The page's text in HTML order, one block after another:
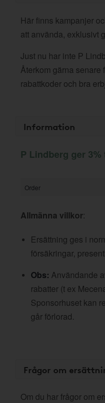
Här finns kampanjer
att använda, exklusivt
Just nu har inte P
Återkom gärna senare
rabattkoder och bra
Information
P Lindberg ger
Order
Allmänna villkor:
Ersättning ges i
försäkringar,
Obs: Användande
rabatter (t ex
Sponsorhuset kan
går förlorad.
Frågor om
Om du har frågor om